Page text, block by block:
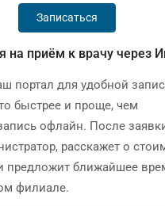
Записаться
на приём к врачу через
портал для удобной
быстрее и проще, чем
офлайн. После
расскажет о
предложит ближайшее
филиале.